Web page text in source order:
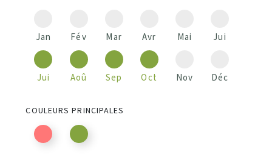
Jan Fév Mar Avr Mai Jui
Jui Aoû Sep Oct Nov Déc
COULEURS PRINCIPALES